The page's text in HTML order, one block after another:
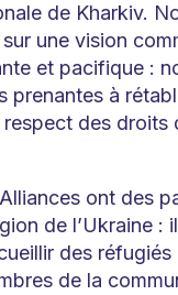
de Kharkiv.
une vision
et pacifique :
prenantes à
des droits
ont des
de l’Ukraine :
des réfugiés
de la